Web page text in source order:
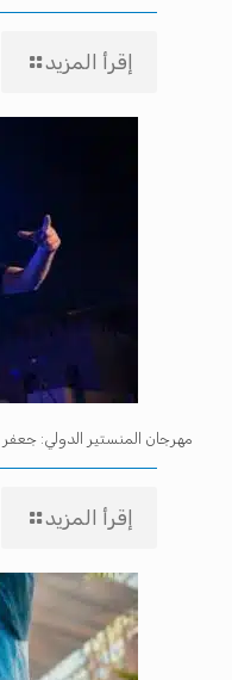
إقرأ المزيد
مهرجان المنستير الدولي: جعفر
إقرأ المزيد